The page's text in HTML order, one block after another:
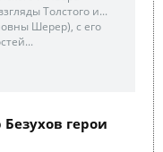
Толстого и...
Шерер), с его
герои